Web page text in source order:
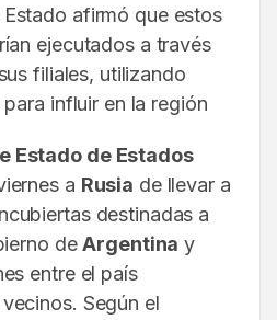
afirmó que estos
ejecutados a través
filiales, utilizando
influir en la región
Estado de Estados
a Rusia de llevar a
destinadas a
deArgentina y
entre el país
Según el